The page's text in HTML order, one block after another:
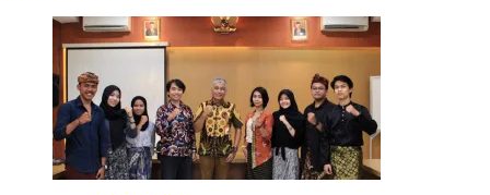
about
Fakultas
Agroindustri
UMBY
dan
UniKL
MICET
Jalin
Kolaborasi